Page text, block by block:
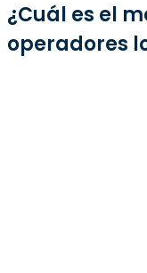
¿Cuál es el
operadores